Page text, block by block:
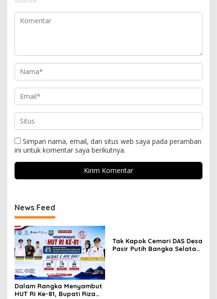
Simpan nama, email, dan situs web saya pada peramban
ini untuk komentar saya berikutnya.
News Feed
Dalam Rangka Menyambut
HUT RI Ke-81, Bupati Riza
Tak Kapok Cemari DAS Desa
Pasir Putih Bangka Selatan,